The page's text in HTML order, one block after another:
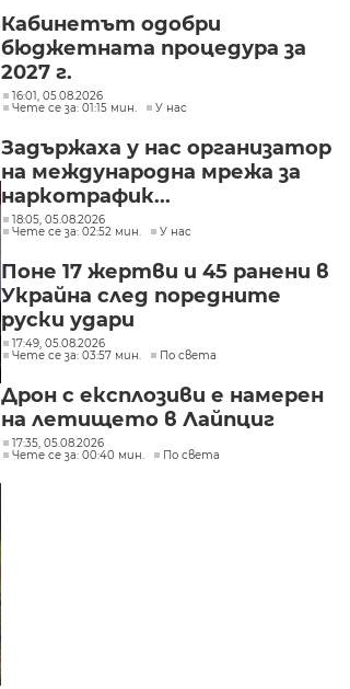
Кабинетът одобри
бюджетната процедура за
2027 г.
16:01, 05.08.2026
Чете се за: 01:15 мин.
У нас
Задържаха у нас организатор
на международна мрежа за
наркотрафик...
18:05, 05.08.2026
Чете се за: 02:52 мин.
У нас
Поне 17 жертви и 45 ранени в
Украйна след поредните
руски удари
17:49, 05.08.2026
Чете се за: 03:57 мин.
По света
Дрон с експлозиви е намерен
на летището в Лайпциг
17:35, 05.08.2026
Чете се за: 00:40 мин.
По света